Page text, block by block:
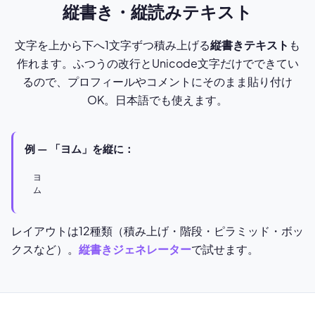
縦書き・縦読みテキスト
文字を上から下へ1文字ずつ積み上げる縦書きテキスト も
作れます。ふつうの改行とUnicode文字だけでできてい
るので、プロフィールやコメントにそのまま貼り付け
OK。日本語でも使えます。
例 — 「ヨム」を縦に：
ヨ
ム
レイアウトは12種類（積み上げ・階段・ピラミッド・ボッ
クスなど）。 縦書きジェネレーターで試せます。